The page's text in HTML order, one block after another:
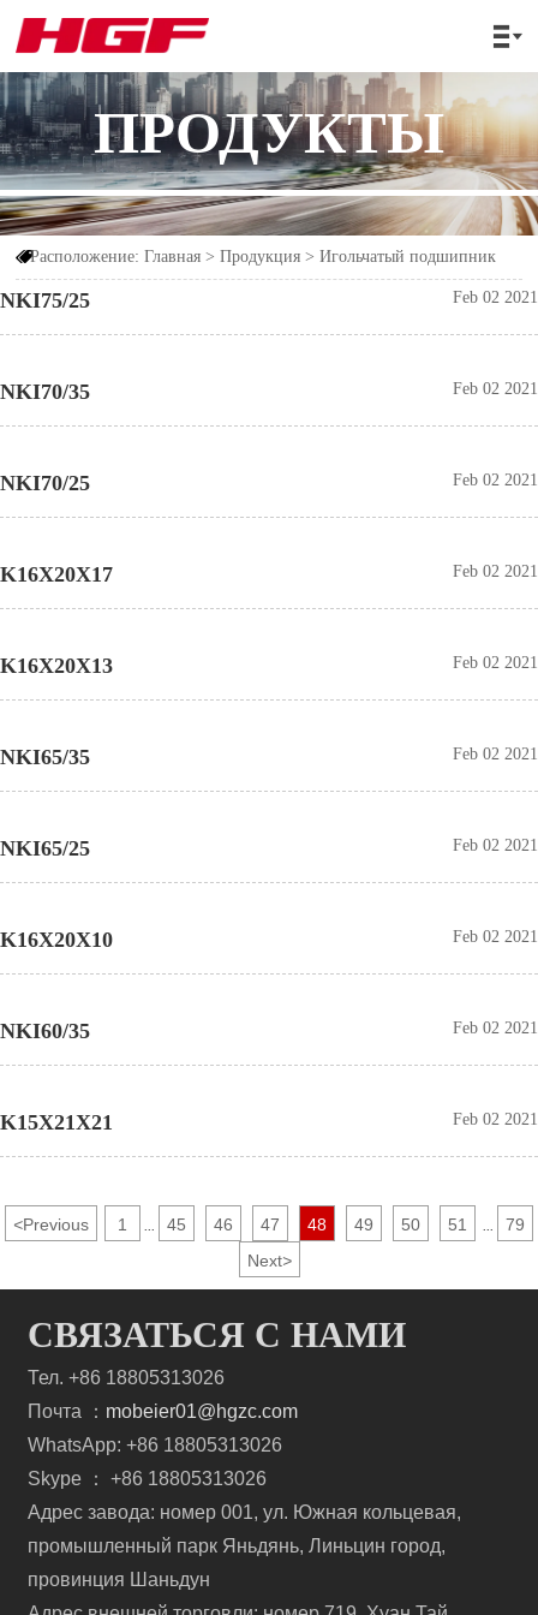

ПРОДУКТЫ
Расположение:Главная >Продукция >Игольчатый подшипник
NKI75/25 Feb 02 2021
NKI70/35 Feb 02 2021
NKI70/25 Feb 02 2021
K16X20X17 Feb 02 2021
K16X20X13 Feb 02 2021
NKI65/35 Feb 02 2021
NKI65/25 Feb 02 2021
K16X20X10 Feb 02 2021
NKI60/35 Feb 02 2021
K15X21X21 Feb 02 2021
<Previous 1 45 46 47 48 49 50 51
79
Next>
СВЯЗАТЬСЯ С НАМИ
Тел. +86 18805313026
Почта ： mobeier01@hgzc.com
WhatsApp: +86 18805313026
Skype ： +86 18805313026
Адрес завода: номер 001, ул. Южная кольцевая,
промышленный парк Яньдянь, Линьцин город,
провинция Шаньдун